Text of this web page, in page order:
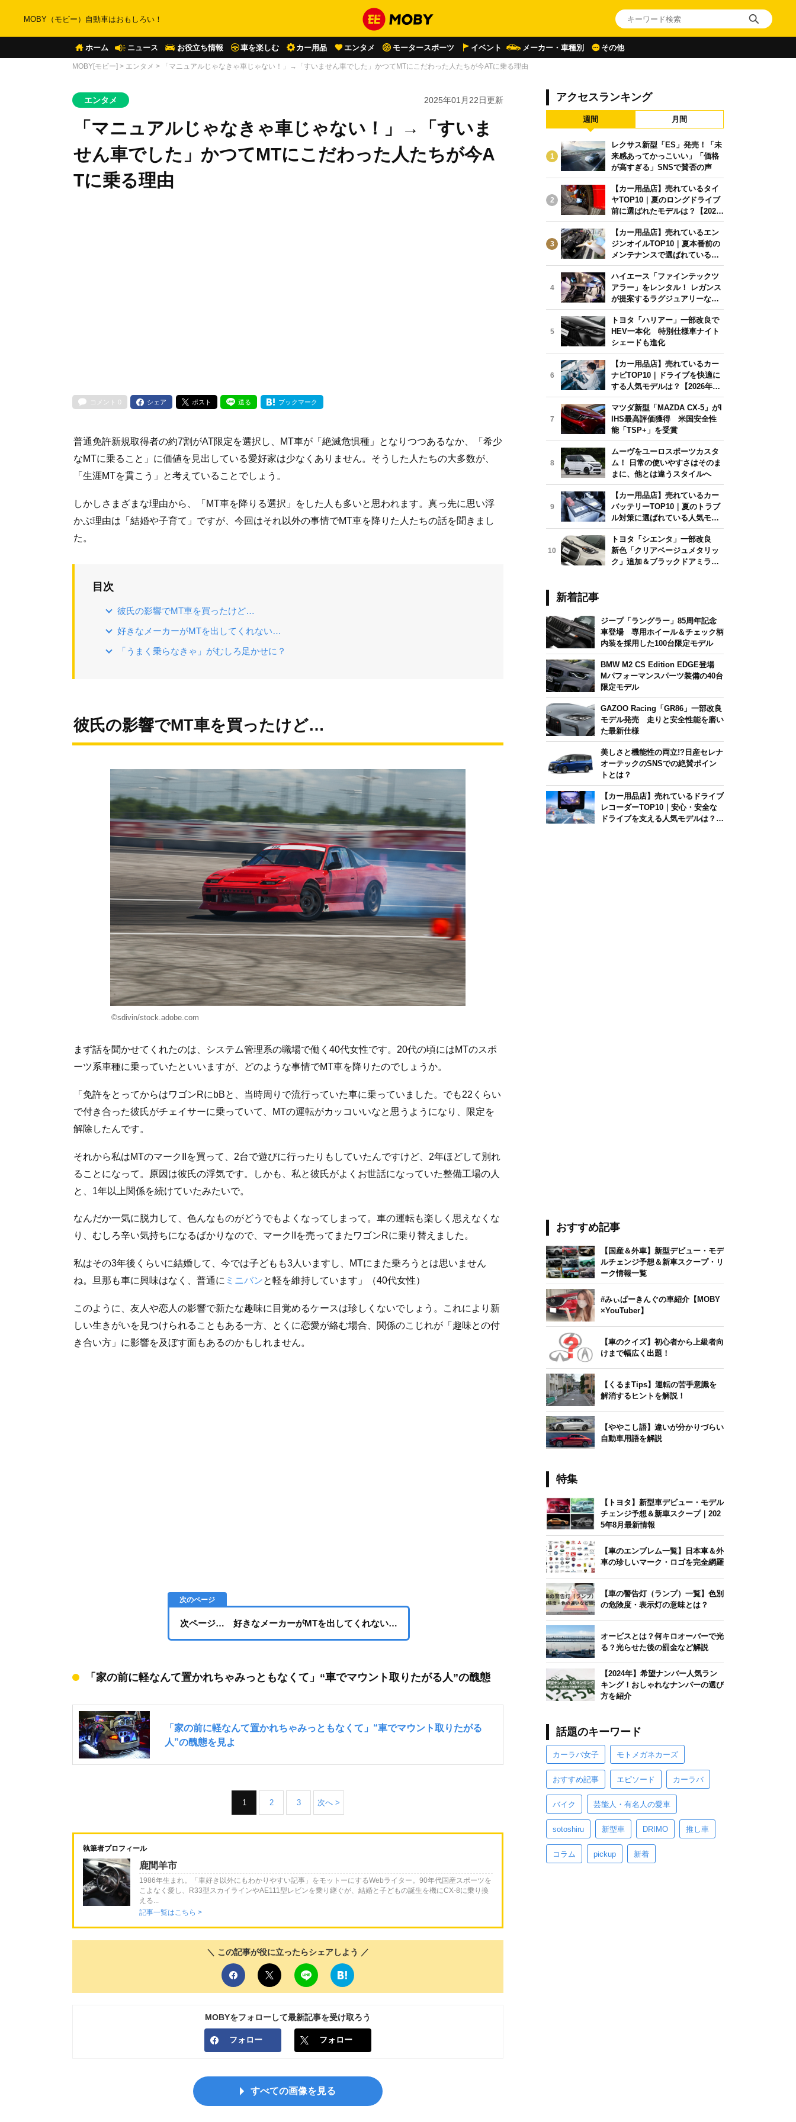
MOBY（モビー）自動車はおもしろい！
ホーム ニュース お役立ち情報 車を楽しむ カー用品 エンタメ モータースポーツ イベント メーカー・車種別 その他
MOBY[モビー] > エンタメ > 「マニュアルじゃなきゃ車じゃない！」→「すいません車でした」かつてMTにこだわった人たちが今ATに乗る理由
エンタメ 2025年01月22日更新
「マニュアルじゃなきゃ車じゃない！」→「すいま
せん車でした」かつてMTにこだわった人たちが今A
Tに乗る理由
コメント 0 シェア ポスト 送る ブックマーク
普通免許新規取得者の約7割がAT限定を選択し、MT車が「絶滅危惧種」となりつつあるなか、「希少
なMTに乗ること」に価値を見出している愛好家は少なくありません。そうした人たちの大多数が、
「生涯MTを貫こう」と考えていることでしょう。
しかしさまざまな理由から、「MT車を降りる選択」をした人も多いと思われます。真っ先に思い浮
かぶ理由は「結婚や子育て」ですが、今回はそれ以外の事情でMT車を降りた人たちの話を聞きまし
た。
目次
彼氏の影響でMT車を買ったけど…
好きなメーカーがMTを出してくれない…
「うまく乗らなきゃ」がむしろ足かせに？
彼氏の影響でMT車を買ったけど…
©sdivin/stock.adobe.com
まず話を聞かせてくれたのは、システム管理系の職場で働く40代女性です。20代の頃にはMTのスポ
ーツ系車種に乗っていたといいますが、どのような事情でMT車を降りたのでしょうか。
「免許をとってからはワゴンRにbBと、当時周りで流行っていた車に乗っていました。でも22くらい
で付き合った彼氏がチェイサーに乗っていて、MTの運転がカッコいいなと思うようになり、限定を
解除したんです。
それから私はMTのマークIIを買って、2台で遊びに行ったりもしていたんですけど、2年ほどして別れ
ることになって。原因は彼氏の浮気です。しかも、私と彼氏がよくお世話になっていた整備工場の人
と、1年以上関係を続けていたみたいで。
なんだか一気に脱力して、色んなものがどうでもよくなってしまって。車の運転も楽しく思えなくな
り、むしろ辛い気持ちになるばかりなので、マークIIを売ってまたワゴンRに乗り替えました。
私はその3年後くらいに結婚して、今では子どもも3人いますし、MTにまた乗ろうとは思いません
ね。旦那も車に興味はなく、普通に ミニバンと軽を維持しています」（40代女性）
このように、友人や恋人の影響で新たな趣味に目覚めるケースは珍しくないでしょう。これにより新
しい生きがいを見つけられることもある一方、とくに恋愛が絡む場合、関係のこじれが「趣味との付
き合い方」に影響を及ぼす面もあるのかもしれません。
次ページ… 好きなメーカーがMTを出してくれない…
「家の前に軽なんて置かれちゃみっともなくて」“車でマウント取りたがる人”の醜態
1 2 3 次へ >
執筆者プロフィール
鹿間羊市
1986年生まれ。「車好き以外にもわかりやすい記事」をモットーにするWebライター。90年代国産スポーツを
こよなく愛し、R33型スカイラインやAE111型レビンを乗り継ぐが、結婚と子どもの誕生を機にCX-8に乗り換
える...
記事一覧はこちら >
＼ この記事が役に立ったらシェアしよう ／
MOBYをフォローして最新記事を受け取ろう
フォロー フォロー
すべての画像を見る
アクセスランキング
週間 月間
1
レクサス新型「ES」発売！「未
来感あってかっこいい」「価格
が高すぎる」SNSで賛否の声
2
【カー用品店】売れているタイ
ヤTOP10｜夏のロングドライブ
前に選ばれたモデルは？【2026
年6月版】
3
【カー用品店】売れているエン
ジンオイルTOP10｜夏本番前の
メンテナンスで選ばれている人
気モデルは？【2026年6月版】
4
ハイエース「ファインテックツ
アラー」をレンタル！ レガンス
が提案するラグジュアリーな移
動体験
5
トヨタ「ハリアー」一部改良で
HEV一本化 特別仕様車ナイト
シェードも進化
6
【カー用品店】売れているカー
ナビTOP10｜ドライブを快適に
する人気モデルは？【2026年6
月版】
7
マツダ新型「MAZDA CX-5」がI
IHS最高評価獲得 米国安全性
能「TSP+」を受賞
8
ムーヴをユーロスポーツカスタ
ム！ 日常の使いやすさはそのま
まに、他とは違うスタイルへ
9
【カー用品店】売れているカー
バッテリーTOP10｜夏のトラブ
ル対策に選ばれている人気モデ
ルは？【2026年6月版】
10
トヨタ「シエンタ」一部改良
新色「クリアベージュメタリッ
ク」追加＆ブラックドアミラー
新着記事
ジープ「ラングラー」85周年記念
車登場 専用ホイール＆チェック柄
内装を採用した100台限定モデル
BMW M2 CS Edition EDGE登場
Mパフォーマンスパーツ装備の40台
限定モデル
GAZOO Racing「GR86」一部改良
モデル発売 走りと安全性能を磨い
た最新仕様
美しさと機能性の両立!?日産セレナ
オーテックのSNSでの絶賛ポイン
トとは？
【カー用品店】売れているドライブ
レコーダーTOP10｜安心・安全な
ドライブを支える人気モデルは？
おすすめ記事
【国産＆外車】新型デビュー・モデ
ルチェンジ予想＆新車スクープ・リ
ーク情報一覧
#みぃぱーきんぐの車紹介【MOBY
×YouTuber】
【車のクイズ】初心者から上級者向
けまで幅広く出題！
【くるまTips】運転の苦手意識を
解消するヒントを解説！
【ややこし語】違いが分かりづらい
自動車用語を解説
特集
【トヨタ】新型車デビュー・モデル
チェンジ予想＆新車スクープ｜202
5年8月最新情報
【車のエンブレム一覧】日本車＆外
車の珍しいマーク・ロゴを完全網羅
【車の警告灯（ランプ）一覧】色別
の危険度・表示灯の意味とは？
オービスとは？何キロオーバーで光
る？光らせた後の罰金など解説
【2024年】希望ナンバー人気ラン
キング！おしゃれなナンバーの選び
方を紹介
話題のキーワード
カーラバ女子 モトメガネカーズ
おすすめ記事 エピソード カーラバ
バイク 芸能人・有名人の愛車
sotoshiru 新型車 DRIMO 推し車
コラム pickup 新着